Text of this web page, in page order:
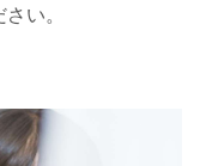
い。